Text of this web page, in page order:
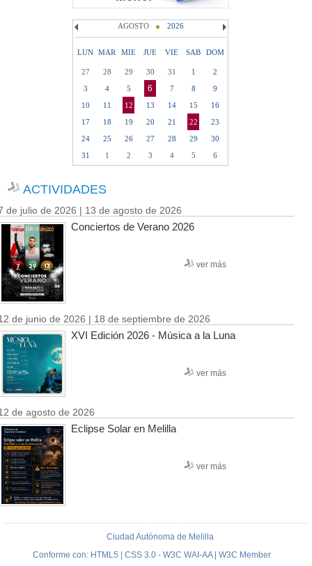
AGOSTO 2026
LUN MAR MIE JUE VIE SAB DOM
27 28 29 30 31 1
2
3
4 5 6 7 8
9
10
11 12 13 14 15
16
17
18 19 20 21 22
23
24
25 26 27 28 29
30
31
1 2 3 4 5 6
ACTIVIDADES
de julio de 2026 | 13 de agosto de 2026
Conciertos de Verano 2026
ver más
de junio de 2026 | 18 de septiembre de 2026
XVI Edición 2026 - Música a la Luna
ver más
de agosto de 2026
Eclipse Solar en Melilla
ver más
Ciudad Autónoma de Melilla
Conforme con: HTML5 | CSS 3.0 - W3C WAI-AA | W3C Member